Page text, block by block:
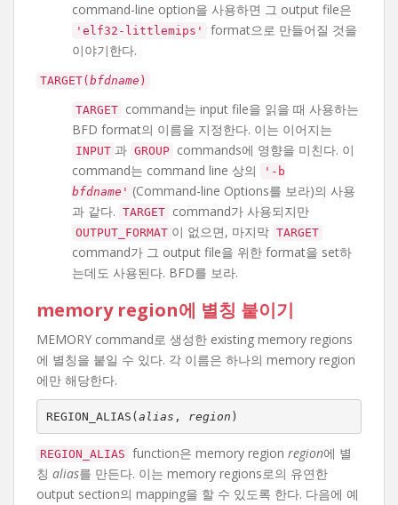
command-line option을 사용하면 그 output file은
'elf32-littlemips'
format으로 만들어질 것을
이야기한다.
TARGET( bfdname )
TARGET command는 input file을 읽을 때 사용하는
BFD format의 이름을 지정한다. 이는 이어지는
INPUT 과 GROUP commands에 영향을 미친다. 이
command는 command line 상의
'-b
bfdname ' (Command-line Options를 보라)의 사용
과 같다. TARGET command가 사용되지만
OUTPUT_FORMAT 이 없으면, 마지막 TARGET
command가 그 output file을 위한 format을 set하
는데도 사용된다. BFD를 보라.
memory region에 별칭 붙이기
MEMORY command로 생성한 existing memory regions
에 별칭을 붙일 수 있다. 각 이름은 하나의 memory region
에만 해당한다.
REGION_ALIAS(alias , region )
REGION_ALIAS function은 memory region region에 별
칭 alias를 만든다. 이는 memory regions로의 유연한
output section의 mapping을 할 수 있도록 한다. 다음에 예